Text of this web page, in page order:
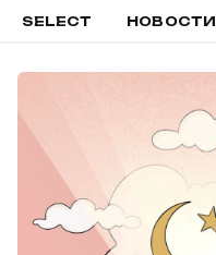
SELECT НОВОСТИ